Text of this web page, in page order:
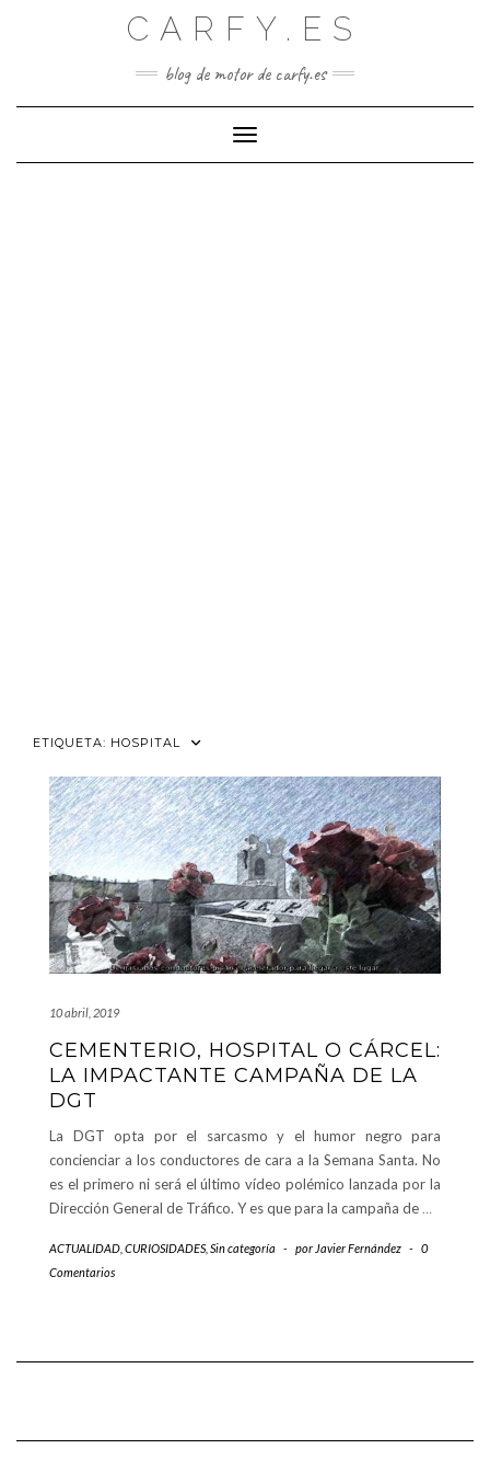
CARFY.ES
blog de motor de carfy.es
Cambiar modo de navegación
ETIQUETA: HOSPITAL
10 abril, 2019
CEMENTERIO, HOSPITAL O CÁRCEL:
LA IMPACTANTE CAMPAÑA DE LA
DGT
La DGT opta por el sarcasmo y el humor negro para
concienciar a los conductores de cara a la Semana Santa. No
es el primero ni será el último vídeo polémico lanzada por la
Dirección General de Tráfico. Y es que para la campaña de …
ACTUALIDAD CURIOSIDADES, Sin categoría - por Javier Fernández -
0
Comentarios